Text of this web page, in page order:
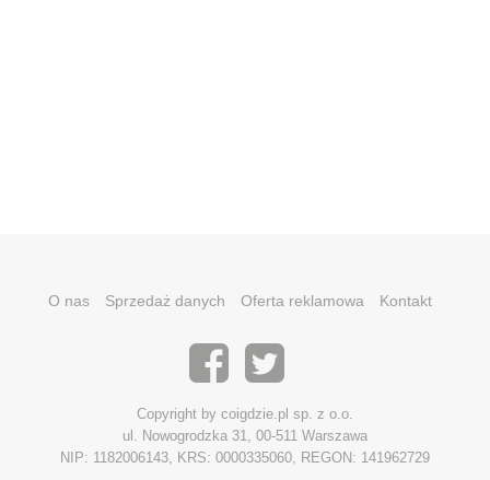
O nas Sprzedaż danych Oferta reklamowa Kontakt
Copyright by coigdzie.pl sp. z o.o.
ul. Nowogrodzka 31, 00-511 Warszawa
NIP: 1182006143, KRS: 0000335060, REGON: 141962729